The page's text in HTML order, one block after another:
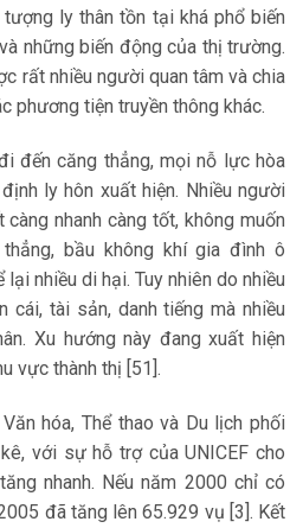
ly thân tồn tại khá phổ biến
những biến động của thị trường.
rất nhiều người quan tâm và chia
phương tiện truyền thông khác.
đến căng thẳng, mọi nỗ lực hòa
ly hôn xuất hiện. Nhiều người
nhanh càng tốt, không muốn
bầu không khí gia đình ô
nhiều di hại. Tuy nhiên do nhiều
cái, tài sản, danh tiếng mà nhiều
Xu hướng này đang xuất hiện
vực thành thị [51].
hóa, Thể thao và Du lịch phối
với sự hỗ trợ của UNICEF cho
nhanh. Nếu năm 2000 chỉ có
đã tăng lên 65.929 vụ [3]. Kết